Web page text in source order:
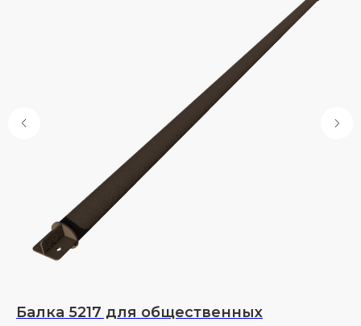
Балка 5217 для общественных